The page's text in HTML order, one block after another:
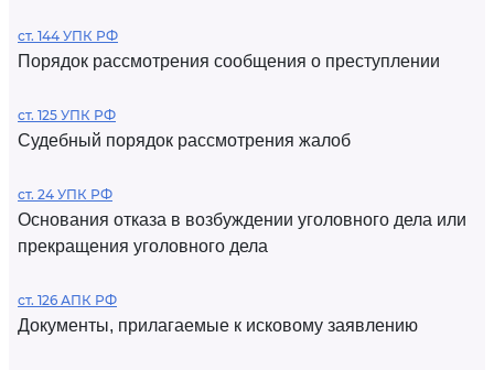
ст. 144 УПК РФ
Порядок рассмотрения сообщения о преступлении
ст. 125 УПК РФ
Судебный порядок рассмотрения жалоб
ст. 24 УПК РФ
Основания отказа в возбуждении уголовного дела или
прекращения уголовного дела
ст. 126 АПК РФ
Документы, прилагаемые к исковому заявлению